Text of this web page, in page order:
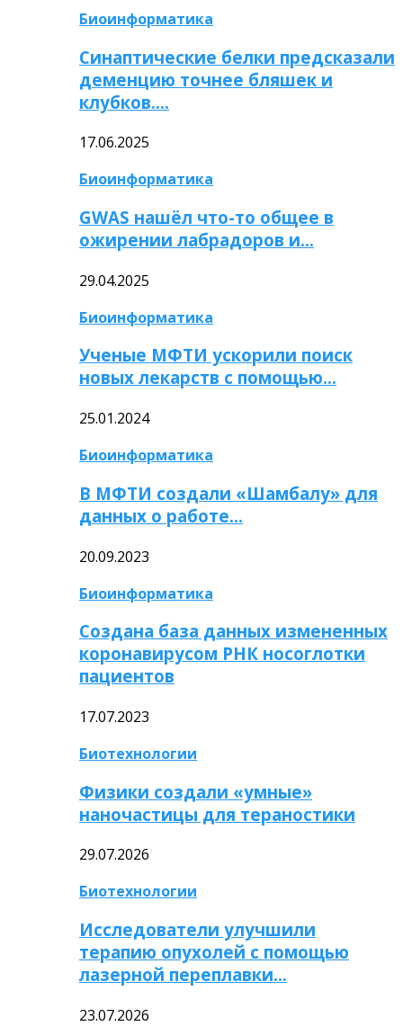
Биоинформатика
Синаптические белки предсказали
деменцию точнее бляшек и
клубков….
17.06.2025
Биоинформатика
GWAS нашёл что-то общее в
ожирении лабрадоров и…
29.04.2025
Биоинформатика
Ученые МФТИ ускорили поиск
новых лекарств с помощью…
25.01.2024
Биоинформатика
В МФТИ создали «Шамбалу» для
данных о работе…
20.09.2023
Биоинформатика
Создана база данных измененных
коронавирусом РНК носоглотки
пациентов
17.07.2023
Биотехнологии
Физики создали «умные»
наночастицы для тераностики
29.07.2026
Биотехнологии
Исследователи улучшили
терапию опухолей с помощью
лазерной переплавки…
23.07.2026